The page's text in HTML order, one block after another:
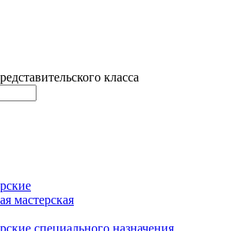
класса
мастерская
специального назначения